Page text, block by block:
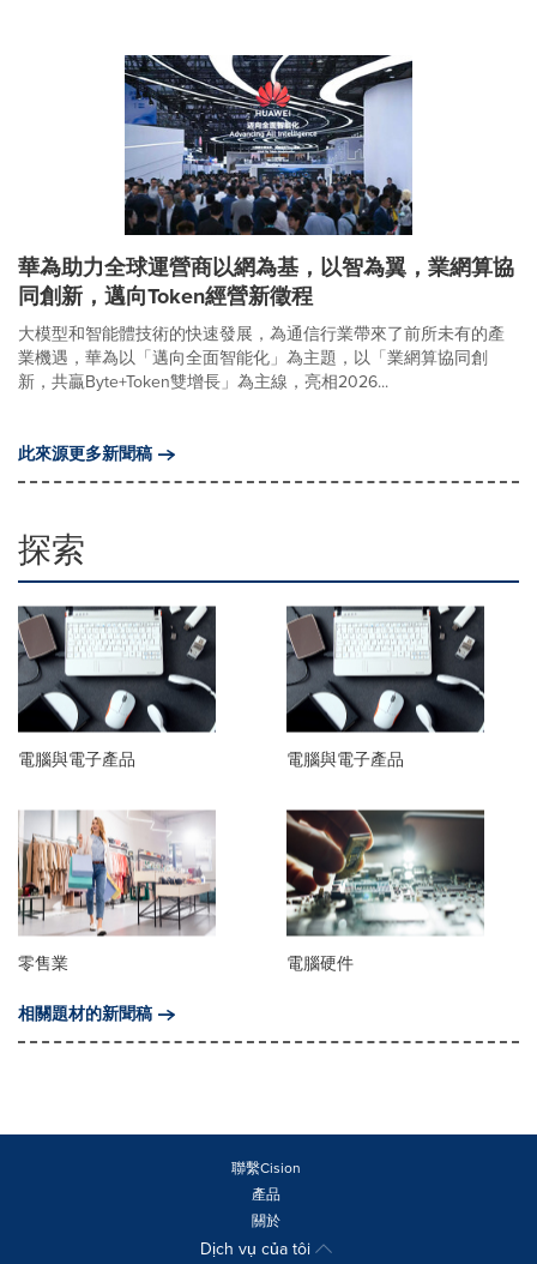
華為助力全球運營商以網為基，以智為翼，業網算協
同創新，邁向Token經營新徵程
大模型和智能體技術的快速發展，為通信行業帶來了前所未有的產
業機遇，華為以「邁向全面智能化」為主題，以「業網算協同創
新，共贏Byte+Token雙增長」為主線，亮相2026...
此來源更多新聞稿
探索
電腦與電子產品 電腦與電子產品
零售業
電腦硬件
相關題材的新聞稿
聯繫Cision
產品
關於
Dịch vụ của tôi